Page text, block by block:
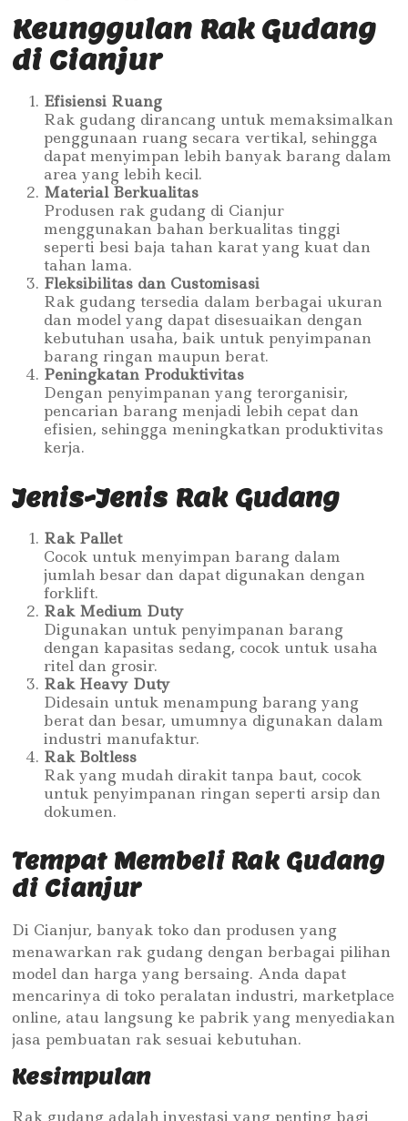
Keunggulan Rak Gudang
di Cianjur
Efisiensi Ruang
Rak gudang dirancang untuk memaksimalkan
penggunaan ruang secara vertikal, sehingga
dapat menyimpan lebih banyak barang dalam
area yang lebih kecil.
Material Berkualitas
Produsen rak gudang di Cianjur
menggunakan bahan berkualitas tinggi
seperti besi baja tahan karat yang kuat dan
tahan lama.
Fleksibilitas dan Customisasi
Rak gudang tersedia dalam berbagai ukuran
dan model yang dapat disesuaikan dengan
kebutuhan usaha, baik untuk penyimpanan
barang ringan maupun berat.
Peningkatan Produktivitas
Dengan penyimpanan yang terorganisir,
pencarian barang menjadi lebih cepat dan
efisien, sehingga meningkatkan produktivitas
kerja.
Jenis-Jenis Rak Gudang
Rak Pallet
Cocok untuk menyimpan barang dalam
jumlah besar dan dapat digunakan dengan
forklift.
Rak Medium Duty
Digunakan untuk penyimpanan barang
dengan kapasitas sedang, cocok untuk usaha
ritel dan grosir.
Rak Heavy Duty
Didesain untuk menampung barang yang
berat dan besar, umumnya digunakan dalam
industri manufaktur.
Rak Boltless
Rak yang mudah dirakit tanpa baut, cocok
untuk penyimpanan ringan seperti arsip dan
dokumen.
Tempat Membeli Rak Gudang
di Cianjur
Di Cianjur, banyak toko dan produsen yang
menawarkan rak gudang dengan berbagai pilihan
model dan harga yang bersaing. Anda dapat
mencarinya di toko peralatan industri, marketplace
online, atau langsung ke pabrik yang menyediakan
jasa pembuatan rak sesuai kebutuhan.
Kesimpulan
Rak gudang adalah investasi yang penting bagi